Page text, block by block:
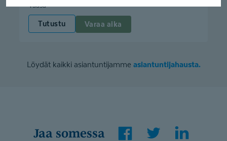
Vaasa
Tutustu Varaa aika
Löydät kaikki asiantuntijamme asiantuntijahausta.
Jaa somessa